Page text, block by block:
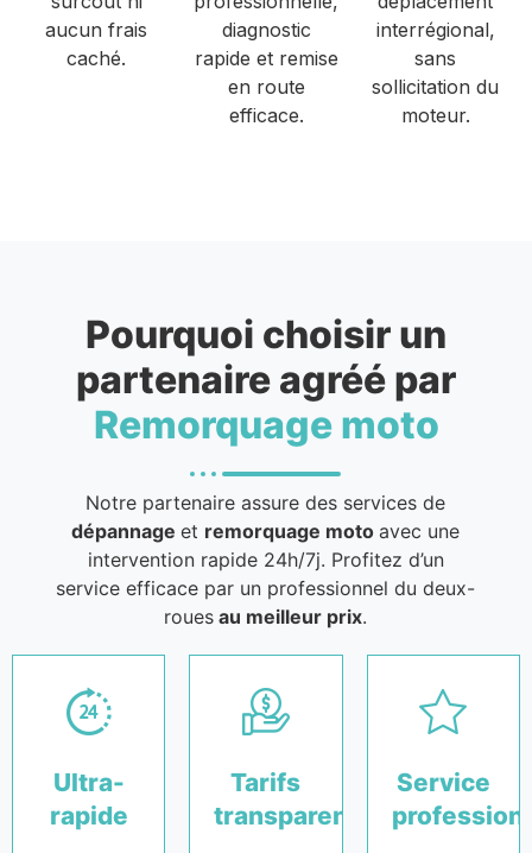
aucun frais
caché.
diagnostic
rapide et remise
en route
efficace.
interrégional,
sans
sollicitation du
moteur.
Pourquoi choisir un
partenaire agréé par
Remorquage moto
Notre partenaire assure des services de
dépannageet remorquage motoavec une
intervention rapide 24h/7j. Profitez d’un
service efficace par un professionnel du deux-
roues au meilleur prix.
Ultra-
rapide
Tarifs
transparents
Service